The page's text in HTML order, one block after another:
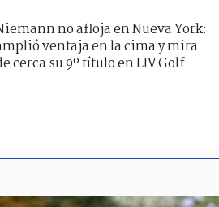
no afloja en Nueva York:
ventaja en la cima y mira
cerca su 9º título en LIV Golf